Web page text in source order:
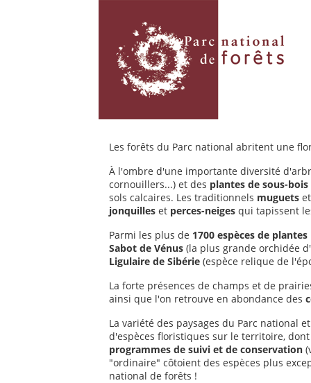
Les forêts du Parc national abritent une
À l'ombre d'une importante diversité
cornouillers...) et des plantes de sous-bois
sols calcaires. Les traditionnels muguets
jonquilles et perces-neiges qui tapissent
Parmi les plus de 1700 espèces de
Sabot de Vénus (la plus grande orchidée
Ligulaire de Sibérie (espèce relique de
La forte présences de champs et de
ainsi que l'on retrouve en abondance des
La variété des paysages du Parc national
d'espèces floristiques sur le territoire,
programmes de suivi et de conservation
"ordinaire" côtoient des espèces plus
national de forêts !